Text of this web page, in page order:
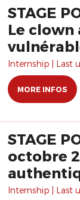
STAGE
Le
Internship | Last
MORE INFOS
STAGE
octobre
interactif
Internship | Last